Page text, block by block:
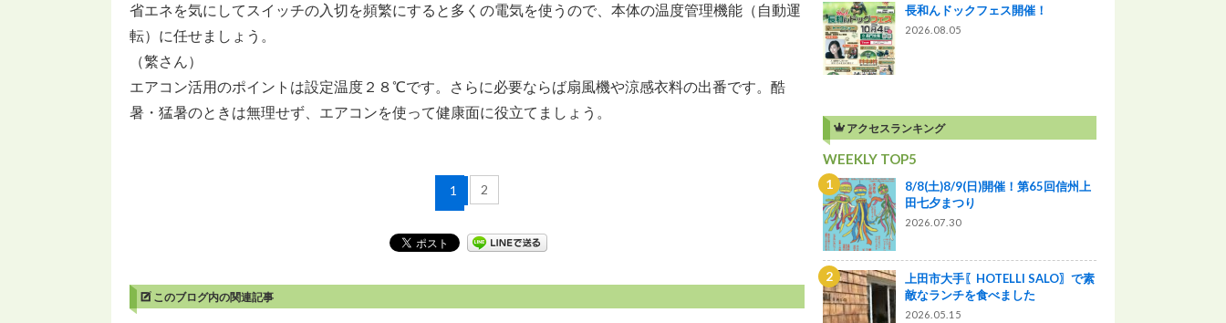
省エネを気にしてスイッチの入切を頻繁にすると多くの電気を使うので、本体の温度管理機能（自動運
転）に任せましょう。
（繁さん）
エアコン活用のポイントは設定温度２８℃です。さらに必要ならば扇風機や涼感衣料の出番です。酷
暑・猛暑のときは無理せず、エアコンを使って健康面に役立てましょう。
1 2
このブログ内の関連記事
長和んドックフェス開催！
2026.08.05
アクセスランキング
WEEKLY TOP5
8/8(土)8/9(日)開催！第65回信州上
田七夕まつり
2026.07.30
上田市大手〖HOTELLI SALO〗で素
敵なランチを食べました
2026.05.15